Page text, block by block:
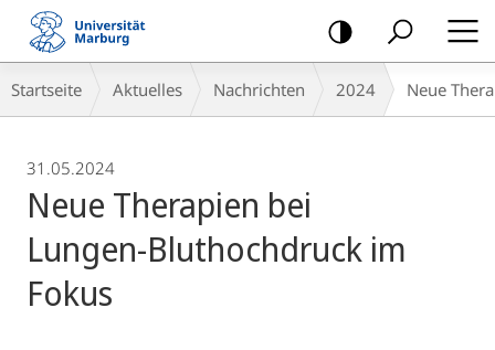
Mobile-
Navigation
Breadcrumb-
Navigation
Startseite Aktuelles Nachrichten 2024 Neue
31.05.2024
Neue Therapien bei
Lungen-Bluthochdruck im
Fokus